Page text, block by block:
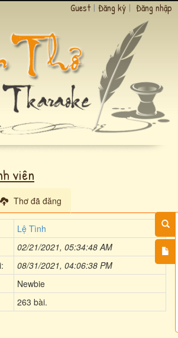
Guest | Đăng ký | Đăng nhập
viên
Thơ đã đăng
Lệ Tình
02/21/2021, 05:34:48 AM
08/31/2021, 04:06:38 PM
Newbie
263 bài.